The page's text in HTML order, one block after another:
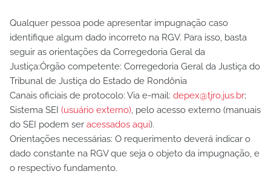
Qualquer pessoa pode apresentar impugnação caso
identifique algum dado incorreto na RGV. Para isso, basta
seguir as orientações da Corregedoria Geral da
Justiça:Órgão competente: Corregedoria Geral da Justiça do
Tribunal de Justiça do Estado de Rondônia
Canais oficiais de protocolo: Via e-mail: depex@tjro.jus.br;
Sistema SEI (usuário externo), pelo acesso externo (manuais
do SEI podem ser acessados aqui).
Orientações necessárias: O requerimento deverá indicar o
dado constante na RGV que seja o objeto da impugnação, e
o respectivo fundamento.